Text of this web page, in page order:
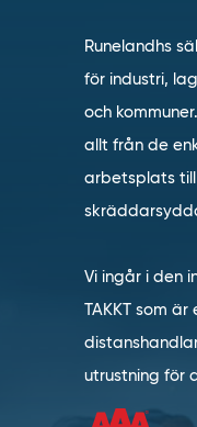
Runelandhs
för industri,
och
allt från de
arbetsplats
Vi ingår i den
TAKKT som
utrustning för